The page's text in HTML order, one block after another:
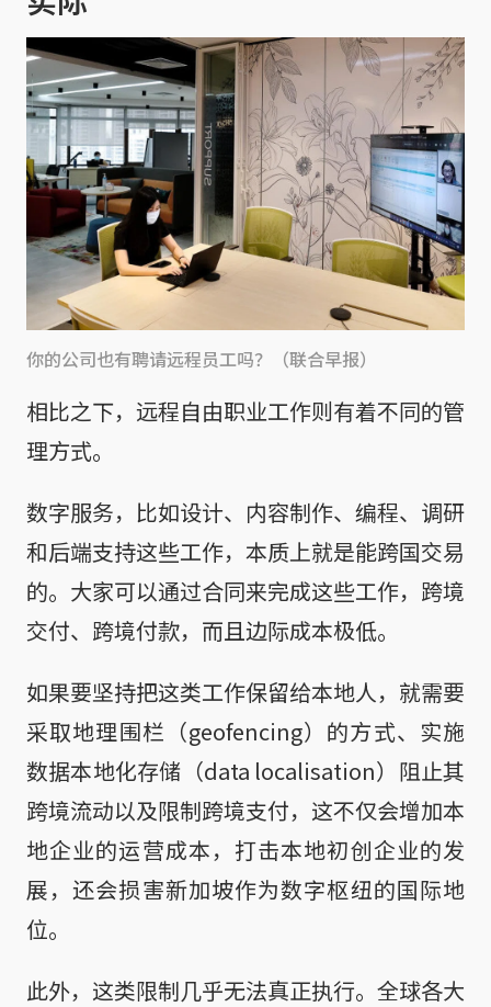
你的公司也有聘请远程员工吗？（联合早报）
相比之下，远程自由职业工作则有着不同的管
理方式。
数字服务，比如设计、内容制作、编程、调研
和后端支持这些工作，本质上就是能跨国交易
的。大家可以通过合同来完成这些工作，跨境
交付、跨境付款，而且边际成本极低。
如果要坚持把这类工作保留给本地人，就需要
采取地理围栏（geofencing）的方式、实施
数据本地化存储（data localisation）阻止其
跨境流动以及限制跨境支付，这不仅会增加本
地企业的运营成本，打击本地初创企业的发
展，还会损害新加坡作为数字枢纽的国际地
位。
此外，这类限制几乎无法真正执行。全球各大